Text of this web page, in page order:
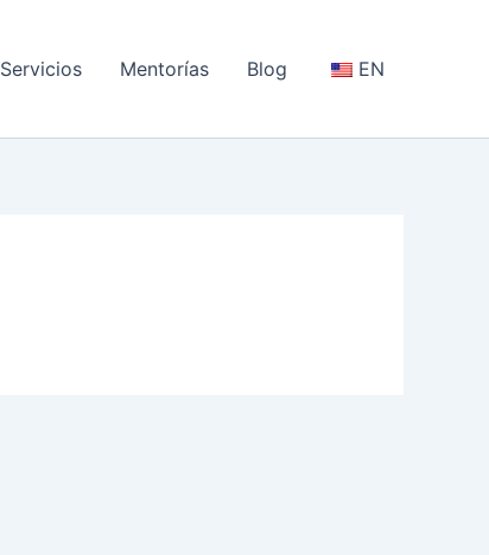
Servicios Mentorías Blog EN